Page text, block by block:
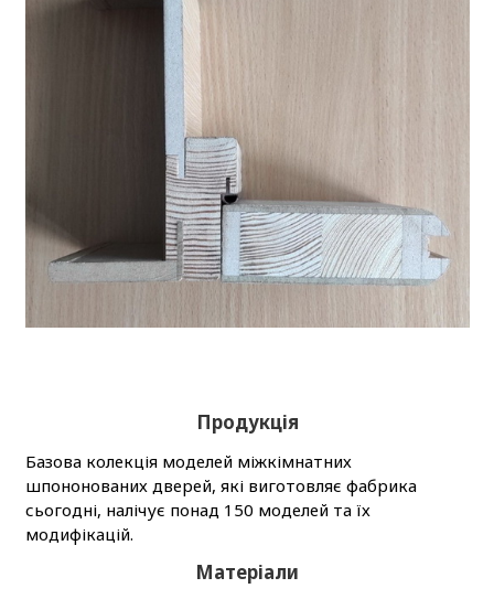
Продукція
Базова колекція моделей міжкімнатних
шпононованих дверей, які виготовляє фабрика
сьогодні, налічує понад 150 моделей та їх
модифікацій.
Матеріали